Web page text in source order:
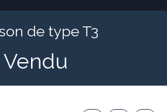
de type T3
Vendu